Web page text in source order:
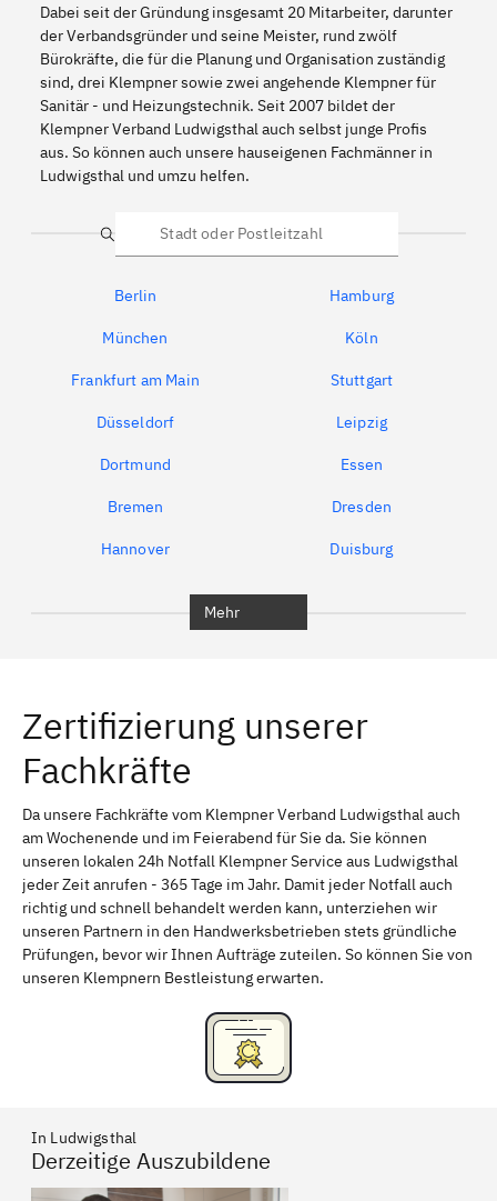
Dabei seit der Gründung insgesamt 20 Mitarbeiter, darunter
der Verbandsgründer und seine Meister, rund zwölf
Bürokräfte, die für die Planung und Organisation zuständig
sind, drei Klempner sowie zwei angehende Klempner für
Sanitär - und Heizungstechnik. Seit 2007 bildet der
Klempner Verband Ludwigsthal auch selbst junge Profis
aus. So können auch unsere hauseigenen Fachmänner in
Ludwigsthal und umzu helfen.
Suche
Berlin Hamburg
München Köln
Frankfurt am Main Stuttgart
Düsseldorf Leipzig
Dortmund Essen
Bremen Dresden
Hannover Duisburg
Erlangen Bamberg
Bayreuth
Schweinfurt Passau
Freising Rudelsdorf, Mittelfranken
Mehr
Zertifizierung unserer
Fachkräfte
Da unsere Fachkräfte vom Klempner Verband Ludwigsthal auch
am Wochenende und im Feierabend für Sie da. Sie können
unseren lokalen 24h Notfall Klempner Service aus Ludwigsthal
jeder Zeit anrufen - 365 Tage im Jahr. Damit jeder Notfall auch
richtig und schnell behandelt werden kann, unterziehen wir
unseren Partnern in den Handwerksbetrieben stets gründliche
Prüfungen, bevor wir Ihnen Aufträge zuteilen. So können Sie von
unseren Klempnern Bestleistung erwarten.
In Ludwigsthal
Derzeitige Auszubildene